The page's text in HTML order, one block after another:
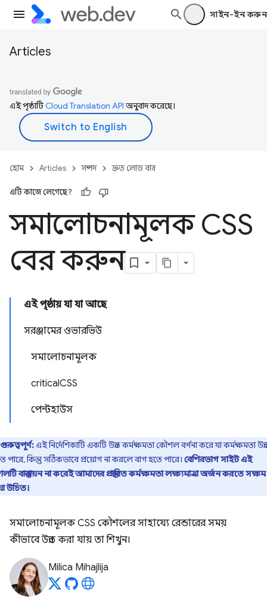
সাইন-ইন করুন
Articles
এই পৃষ্ঠাটিCloud Translation APIঅনুবাদ করেছে।
হোম Articles সম্পদ দ্রুত লোড বার
এটি কাজে লেগেছে?
সমালোচনামূলক CSS
বের করুন
এই পৃষ্ঠায় যা যা আছে
সরঞ্জামের ওভারভিউ
সমালোচনামূলক
criticalCSS
পেন্টহাউস
গুরুত্বপূর্ণ:এই নির্দেশিকাটি একটি উন্নত কর্মক্ষমতা কৌশল বর্ণনা করে যা কর্মক্ষমতা
পারে, কিন্তু সঠিকভাবে প্রয়োগ না করলে বাগ হতে পারে। বেশিরভাগ সাইট এই
বাস্তবায়ন না করেই আমাদের প্রস্তাবিত কর্মক্ষমতা লক্ষ্যমাত্রা অর্জন করতে সক্ষম
উচিত।
সমালোচনামূলক CSS কৌশলের সাহায্যে রেন্ডারের সময়
কীভাবে উন্নত করা যায় তা শিখুন।
Milica Mihajlija